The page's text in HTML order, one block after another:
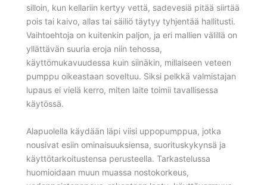
silloin, kun kellariin kertyy vettä, sadevesiä pitää siirtää
pois tai kaivo, allas tai säiliö täytyy tyhjentää hallitusti.
Vaihtoehtoja on kuitenkin paljon, ja eri mallien välillä on
yllättävän suuria eroja niin tehossa,
käyttömukavuudessa kuin siinäkin, millaiseen veteen
pumppu oikeastaan soveltuu. Siksi pelkkä valmistajan
lupaus ei vielä kerro, miten laite toimii tavallisessa
käytössä.
Alapuolella käydään läpi viisi uppopumppua, jotka
nousivat esiin ominaisuuksiensa, suorituskykynsä ja
käyttötarkoitustensa perusteella. Tarkastelussa
huomioidaan muun muassa nostokorkeus,